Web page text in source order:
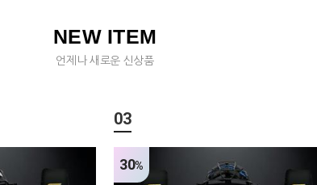
NEW ITEM
언제나 새로운 신상품
03
30%